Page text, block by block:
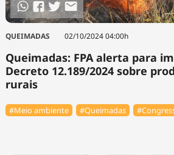
QUEIMADAS 02/10/2024 04:00h
Queimadas: FPA alerta para
Decreto 12.189/2024 sobre
rurais
#Meio ambiente #Queimadas